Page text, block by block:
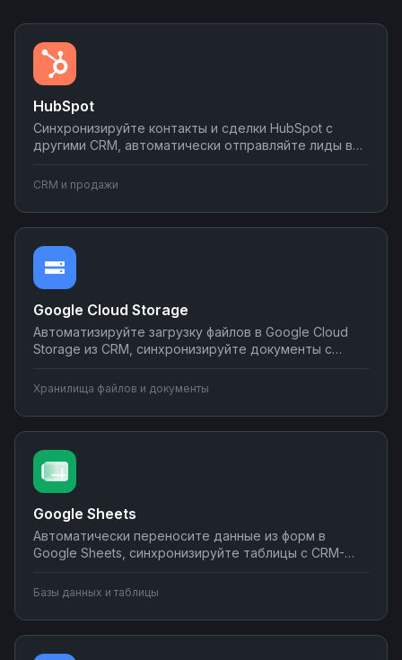
HubSpot
Синхронизируйте контакты и сделки HubSpot с
другими CRM, автоматически отправляйте лиды в
в планировщиках при изменении статуса сделки.
Настраивайте двусторонний обмен данными без
программирования на платформе Nodul.
CRM и продажи
Google Cloud Storage
Автоматизируйте загрузку файлов в Google Cloud
Storage из CRM, синхронизируйте документы с
уведомления о новых файлах в мессенджеры.
Создавайте интеграции облачного хранилища без
программирования на Nodul.
Хранилища файлов и документы
Google Sheets
Автоматически переносите данные из форм в
Google Sheets, синхронизируйте таблицы с CRM-
почте или в мессенджеры. Настраивайте
простых сценариев до сложной автоматизации
аналитики.
Базы данных и таблицы